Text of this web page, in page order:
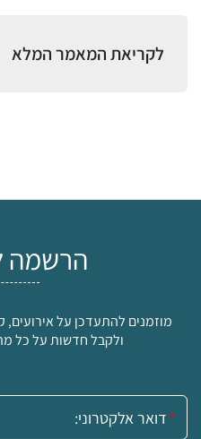
לקריאת המאמר המלא
הרשמה
מוזמנים להתעדכן על אירועים,
ולקבל חדשות על כל
אימייל: